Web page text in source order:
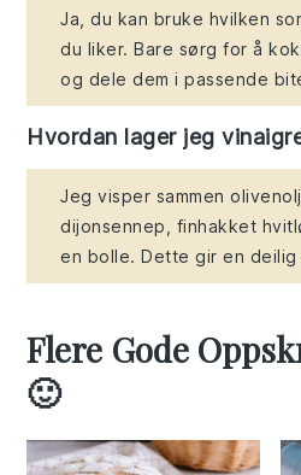
Ja, du kan bruke hvilken
du liker. Bare sørg for å
og dele dem i passende
Hvordan lager jeg
Jeg visper sammen
dijonsennep, finhakket
en bolle. Dette gir en deilig
Flere Gode
🙂